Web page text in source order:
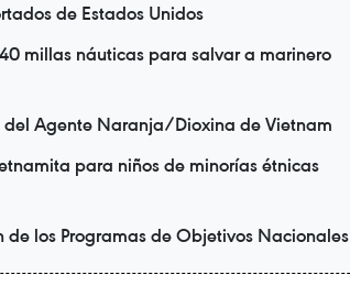
de Estados Unidos
millas náuticas para salvar a marinero
Agente Naranja/Dioxina de Vietnam
para niños de minorías étnicas
de los Programas de Objetivos Nacionales